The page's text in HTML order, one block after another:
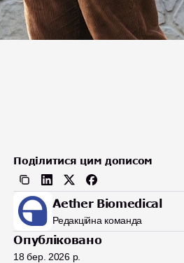
Поділитися цим дописом
Aether Biomedical
Редакційна команда
Опубліковано
18 бер. 2026 р.